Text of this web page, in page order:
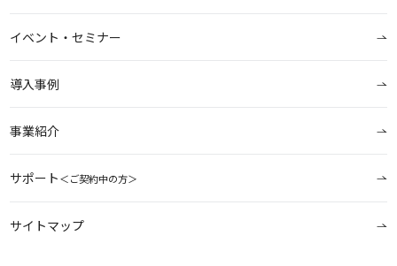
イベント・セミナー
導入事例
事業紹介
サポート＜ご契約中の方＞
サイトマップ